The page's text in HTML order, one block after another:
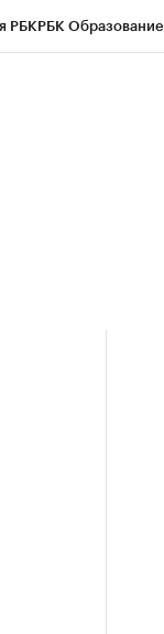
РБКРБК Образование